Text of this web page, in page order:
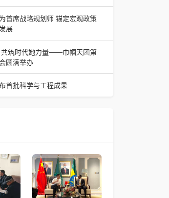
枪鱼”苏州吴中白金汉爵大酒店
鉴仪式圆满落幕2026年4月17
吴中白金汉爵大酒店大
首席战略规划师 锚定宏观政策
展
大返城（浙江）科技有限公司
，正式特聘丁娄先生担任公司首
次强强联合，是大返城集团深度
共筑时代她力量——巾帼天团第
圆满举办
共筑时代她力量——巾帼天团第
圆满举办2026年4月15日，巾
首批科学与工程成果